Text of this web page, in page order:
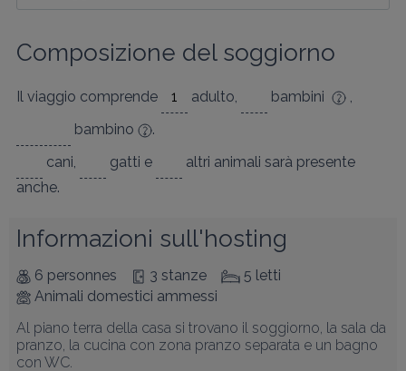
Composizione del soggiorno
Il viaggio comprende adulto, bambini
,
bambino
.
cani, gatti e altri animali sarà presente
anche.
Informazioni sull'hosting
6 personnes 3 stanze
5 letti
Animali domestici ammessi
Al piano terra della casa si trovano il soggiorno, la sala da
pranzo, la cucina con zona pranzo separata e un bagno
con WC.